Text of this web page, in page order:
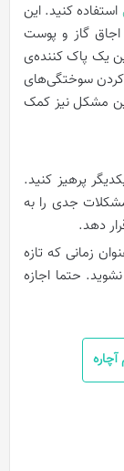
استفاده کنید. این
گاز و پوست
یک پاک کننده‌‌ی
سوختگی‌های
مشکل نیز کمک
پرهيز کنید.
جدی را به
دهد.
زمانی که تازه
حتما اجازه